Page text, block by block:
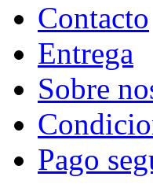
Contacto
Entrega
Sobre
Pago